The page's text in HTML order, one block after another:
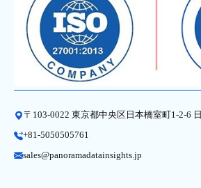
〒103-0022 東京都中央区日本橋室町1-2-6
+81-5050505761
sales@panoramadatainsights.jp